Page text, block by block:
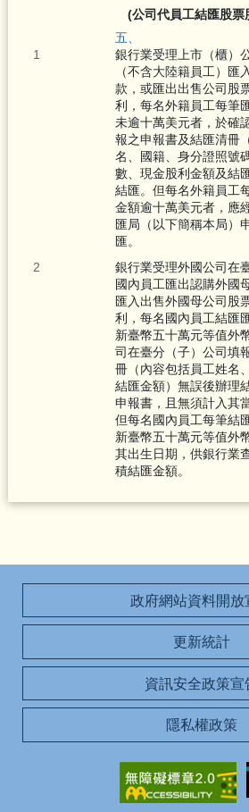
(公司代員工結匯股票
五、
銀行業受理上市（櫃）
（不含大陸籍員工）匯
款，或匯出出售公司股
利，每名外籍員工每筆
未逾十萬美元者，於確
報之申報書及結匯清冊
名、國籍、身分證照號
數、現金股利金額及結
結匯。但每名外籍員工
金額逾十萬美元者，應
匯局（以下簡稱本局）
匯。
銀行業受理外國公司在
國內員工匯出認購外國
匯入出售外國母公司股
利，每名國內員工結匯
新臺幣五十萬元等值外
司在臺分（子）公司填
冊（內容包括員工姓名
結匯金額）無誤後辦理
申報書，且無須計入其
但每名國內員工每筆結
新臺幣五十萬元等值外
其出生日期，供銀行業
積結匯金額。
政府網站資料開放
更新統計
資訊安全政策宣
隱私權政策